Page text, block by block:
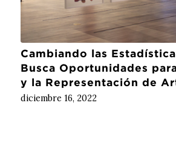
Cambiando las
Busca Oportunidades
y la Representación de
diciembre 16, 2022